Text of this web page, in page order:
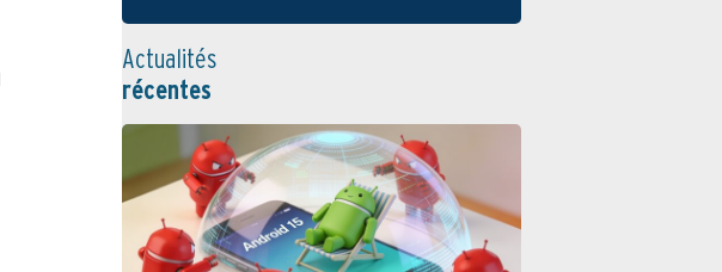
Actualités
récentes